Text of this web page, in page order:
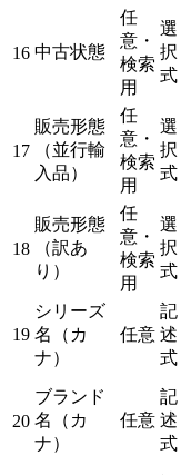
16 中古状態
任
意・
検索
用
選
択
式
17
販売形態
（並行輸
入品）
任
意・
検索
用
選
択
式
18
販売形態
（訳あ
り）
任
意・
検索
用
選
択
式
19
シリーズ
名（カ
ナ）
任意
記
述
式
20
ブランド
名（カ
ナ）
任意
記
述
式